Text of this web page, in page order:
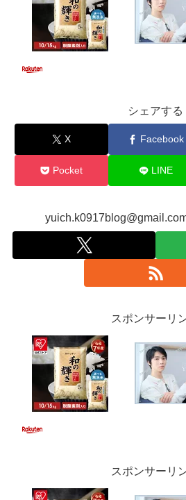
シェアする
X Facebook
Pocket LINE
スポンサーリ
スポンサーリ